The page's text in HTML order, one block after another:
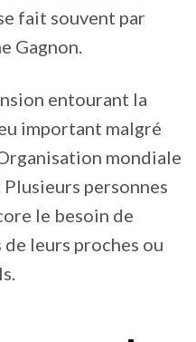
fait souvent par
Gagnon.
entourant la
important malgré
mondiale
personnes
le besoin de
leurs proches ou